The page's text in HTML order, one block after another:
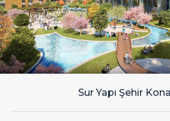
Sur Yapı Şehir